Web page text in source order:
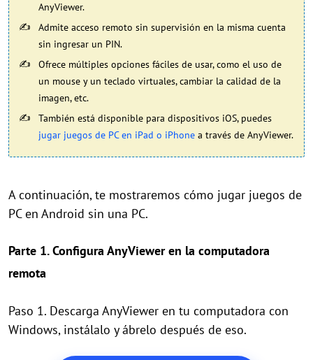
AnyViewer.
Admite acceso remoto sin supervisión en la misma cuenta
sin ingresar un PIN.
Ofrece múltiples opciones fáciles de usar, como el uso de
un mouse y un teclado virtuales, cambiar la calidad de la
imagen, etc.
También está disponible para dispositivos iOS, puedes
jugar juegos de PC en iPad o iPhone a través de AnyViewer.
A continuación, te mostraremos cómo jugar juegos de
PC en Android sin una PC.
Parte 1. Configura AnyViewer en la computadora
remota
Paso 1. Descarga AnyViewer en tu computadora con
Windows, instálalo y ábrelo después de eso.